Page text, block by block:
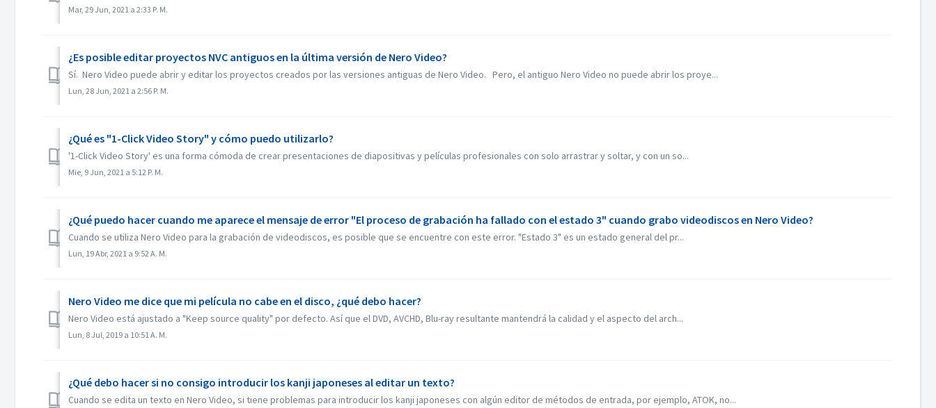
Mar, 29 Jun, 2021 a 2:33 P. M.
¿Es posible editar proyectos NVC antiguos en la última versión de Nero Video?
Sí. Nero Video puede abrir y editar los proyectos creados por las versiones antiguas de Nero Video. Pero, el antiguo Nero Video no puede abrir los proye...
Lun, 28 Jun, 2021 a 2:56 P. M.
¿Qué es "1-Click Video Story" y cómo puedo utilizarlo?
'1-Click Video Story' es una forma cómoda de crear presentaciones de diapositivas y películas profesionales con solo arrastrar y soltar, y con un so...
Mie, 9 Jun, 2021 a 5:12 P. M.
¿Qué puedo hacer cuando me aparece el mensaje de error "El proceso de grabación ha fallado con el estado 3" cuando grabo videodiscos en Nero Video?
Cuando se utiliza Nero Video para la grabación de videodiscos, es posible que se encuentre con este error. "Estado 3" es un estado general del pr...
Lun, 19 Abr, 2021 a 9:52 A. M.
Nero Video me dice que mi película no cabe en el disco, ¿qué debo hacer?
Nero Video está ajustado a "Keep source quality" por defecto. Así que el DVD, AVCHD, Blu-ray resultante mantendrá la calidad y el aspecto del arch...
Lun, 8 Jul, 2019 a 10:51 A. M.
¿Qué debo hacer si no consigo introducir los kanji japoneses al editar un texto?
Cuando se edita un texto en Nero Video, si tiene problemas para introducir los kanji japoneses con algún editor de métodos de entrada, por ejemplo, ATOK, no...